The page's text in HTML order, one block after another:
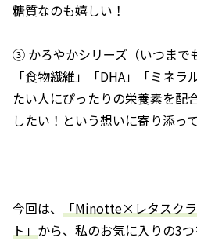
糖質なのも嬉しい！
③ かろやかシリーズ（いつまで
「食物繊維」「DHA」「ミネラ
たい人にぴったりの栄養素を配
したい！という想いに寄り添っ
今回は、 「Minotte×レタスクラ
ト」から、私のお気に入りの3